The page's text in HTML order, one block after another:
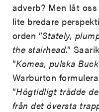
adverb? Men låt
lite bredare
orden ”Stately,
the stairhead.”
”Komea, pulska
Warburton
”Högtidligt trädde
från det översta